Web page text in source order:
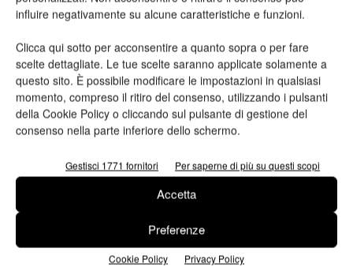
influire negativamente su alcune caratteristiche e funzioni.
Clicca qui sotto per acconsentire a quanto sopra o per fare
scelte dettagliate. Le tue scelte saranno applicate solamente a
questo sito. È possibile modificare le impostazioni in qualsiasi
momento, compreso il ritiro del consenso, utilizzando i pulsanti
della Cookie Policy o cliccando sul pulsante di gestione del
consenso nella parte inferiore dello schermo.
Gestisci 1771 fornitori Per saperne di più su questi scopi
Accetta
Preferenze
Cookie Policy Privacy Policy
Stampa industriale
stampa industriale continua
Fiere&eventi | 10-12 Novembre 2015
InPrint si focalizza sulla tecnologia di